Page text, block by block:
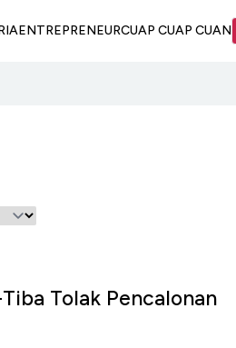
ENTREPRENEURCUAP CUAP CUAN
Tolak Pencalonan